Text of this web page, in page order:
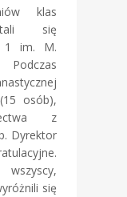
klas
się
1 im. M.
osób),
z
Dyrektor
się